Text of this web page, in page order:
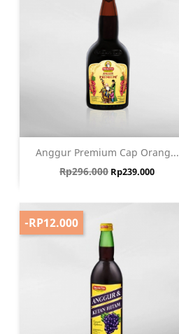
Anggur Premium Cap Orang...
Harga biasa
Rp296.000 Harga
Rp239.000
-RP12.000